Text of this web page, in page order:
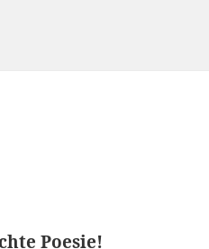
Poesie!